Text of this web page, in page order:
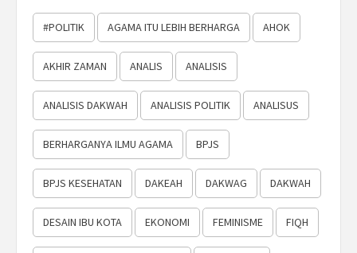
#POLITIK AGAMA ITU LEBIH BERHARGA AHOK
AKHIR ZAMAN ANALIS ANALISIS
ANALISIS DAKWAH ANALISIS POLITIK ANALISUS
BERHARGANYA ILMU AGAMA BPJS
BPJS KESEHATAN DAKEAH DAKWAG DAKWAH
DESAIN IBU KOTA EKONOMI FEMINISME FIQH